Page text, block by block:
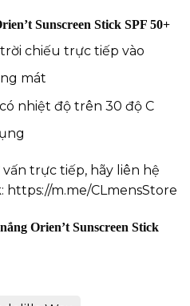
Sunscreen Stick SPF 50+
chiếu trực tiếp vào
mát
nhiệt độ trên 30 độ C
trực tiếp, hãy liên hệ
https://m.me/CLmensStore
Orien’t Sunscreen Stick